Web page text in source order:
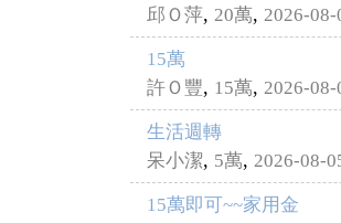
邱Ｏ萍, 20萬, 2026-08-
15萬
許Ｏ豐, 15萬, 2026-08-
生活週轉
呆小潔, 5萬, 2026-08-
15萬即可~~家用金